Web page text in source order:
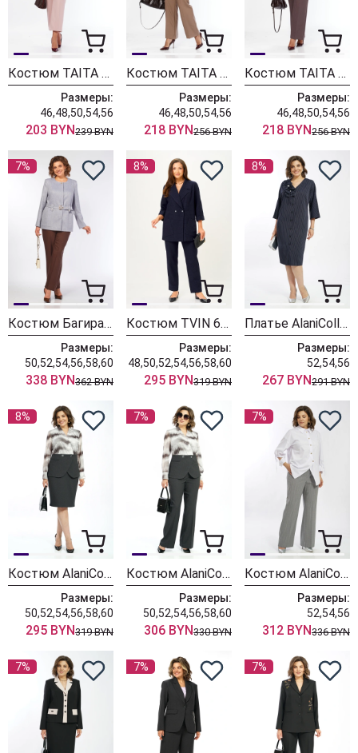
Костюм TAITA PLUS 2622/2 пудра
Размеры:
46,48,50,54,56
203 BYN239 BYN
Костюм TAITA PLUS 2329/26 капучинно
Размеры:
46,48,50,54,56
218 BYN256 BYN
Костюм TAITA PLUS 2329/27 какао
Размеры:
46,48,50,54,56
218 BYN256 BYN
7%
Костюм БагираАнТа 1129 голубой + шоколад
Размеры:
50,52,54,56,58,60
338 BYN362 BYN
8%
Костюм TVIN 6103 синий + клетка
Размеры:
48,50,52,54,56,58,60
295 BYN319 BYN
8%
Платье AlaniCollection 2601 синий в полоску
Размеры:
52,54,56
267 BYN291 BYN
8%
Костюм AlaniCollection 2606
Размеры:
50,52,54,56,58,60
295 BYN319 BYN
7%
Костюм AlaniCollection 2590
Размеры:
50,52,54,56,58,60
306 BYN330 BYN
7%
Костюм AlaniCollection 2586 белый + серый
Размеры:
52,54,56
312 BYN336 BYN
7% 7% 7%